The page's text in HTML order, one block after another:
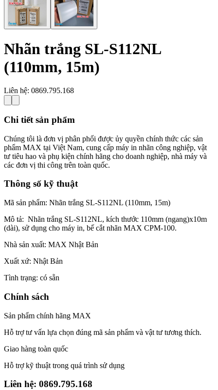
Nhãn trắng SL-S112NL
(110mm, 15m)
Liên hệ: 0869.795.168
Chi tiết sản phẩm
Chúng tôi là đơn vị phân phối được ủy quyền chính thức các sản
phẩm MAX tại Việt Nam, cung cấp máy in nhãn công nghiệp, vật
tư tiêu hao và phụ kiện chính hãng cho doanh nghiệp, nhà máy và
các đơn vị thi công trên toàn quốc.
Thông số kỹ thuật
Mã sản phẩm: Nhãn trắng SL-S112NL (110mm, 15m)
Mô tả: Nhãn trắng SL-S112NL, kích thước 110mm (ngang)x10m
(dài), sử dụng cho máy in, bế cắt nhãn MAX CPM-100.
Nhà sản xuất: MAX Nhật Bản
Xuất xứ: Nhật Bản
Tình trạng: có sẵn
Chính sách
Sản phẩm chính hãng MAX
Hỗ trợ tư vấn lựa chọn đúng mã sản phẩm và vật tư tương thích.
Giao hàng toàn quốc
Hỗ trợ kỹ thuật trong quá trình sử dụng
Liên hệ: 0869.795.168